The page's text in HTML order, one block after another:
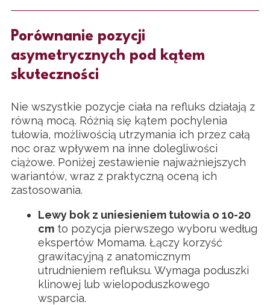
Porównanie pozycji
asymetrycznych pod kątem
skuteczności
Nie wszystkie pozycje ciała na refluks działają z
równą mocą. Różnią się kątem pochylenia
tułowia, możliwością utrzymania ich przez całą
noc oraz wpływem na inne dolegliwości
ciążowe. Poniżej zestawienie najważniejszych
wariantów, wraz z praktyczną oceną ich
zastosowania.
Lewy bok z uniesieniem tułowia o 10-20
cm to pozycja pierwszego wyboru według
ekspertów Momama. Łączy korzyść
grawitacyjną z anatomicznym
utrudnieniem refluksu. Wymaga poduszki
klinowej lub wielopoduszkowego
wsparcia.